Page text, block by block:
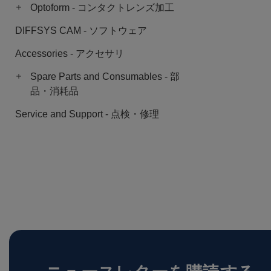
Optoform - コンタクトレンズ加工
DIFFSYS CAM - ソフトウェア
Accessories - アクセサリ
Spare Parts and Consumables - 部
品・消耗品
Service and Support - 点検・修理